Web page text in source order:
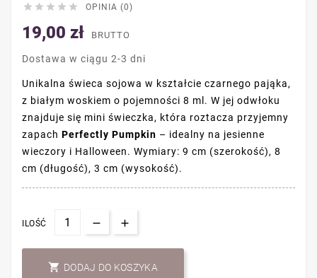
     OPINIA (0)
19,00 zł BRUTTO
Dostawa w ciągu 2-3 dni
Unikalna świeca sojowa w kształcie czarnego pająka,
z białym woskiem o pojemności 8 ml. W jej odwłoku
znajduje się mini świeczka, która roztacza przyjemny
zapach Perfectly Pumpkin – idealny na jesienne
wieczory i Halloween. Wymiary: 9 cm (szerokość), 8
cm (długość), 3 cm (wysokość).
ILOŚĆ
 DODAJ DO KOSZYKA